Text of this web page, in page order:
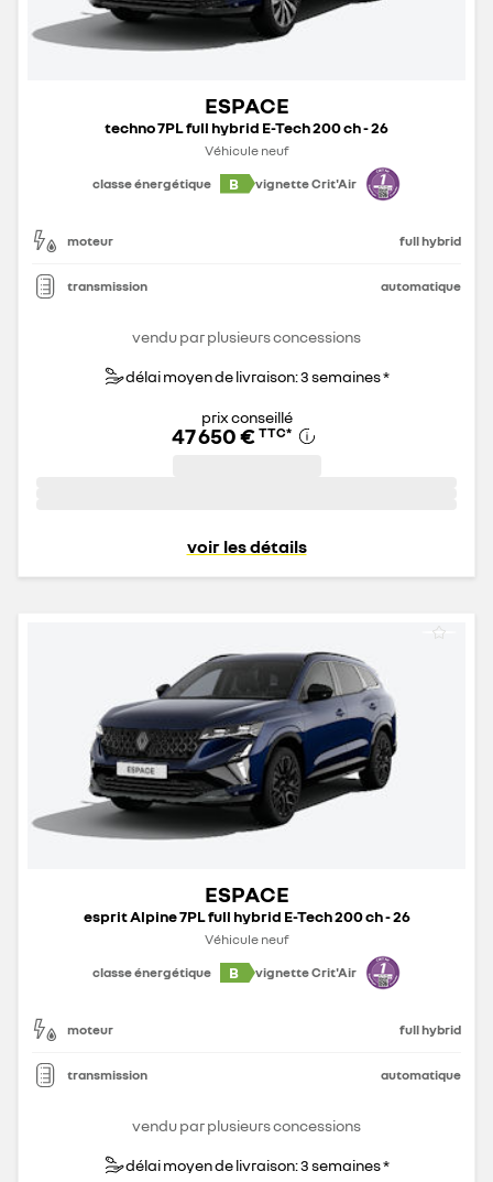
ESPACE
techno 7PL full hybrid E-Tech 200 ch - 26
Véhicule neuf
classe énergétique
B vignette Crit'Air
moteur full hybrid
transmission automatique
vendu par plusieurs concessions
délai moyen de livraison: 3 semaines *
prix conseillé
47 650 € TTC*
voir les détails
ESPACE
esprit Alpine 7PL full hybrid E-Tech 200 ch - 26
Véhicule neuf
classe énergétique
B vignette Crit'Air
moteur full hybrid
transmission automatique
vendu par plusieurs concessions
délai moyen de livraison: 3 semaines *